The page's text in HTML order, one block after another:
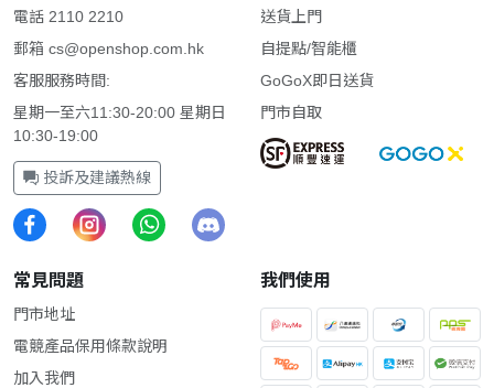
電話 2110 2210
郵箱 cs@openshop.com.hk
客服服務時間:
星期一至六11:30-20:00 星期日
10:30-19:00
投訴及建議熱線
送貨上門
自提點/智能櫃
GoGoX即日送貨
門市自取
常見問題
門市地址
電競產品保用條款說明
加入我們
我們使用